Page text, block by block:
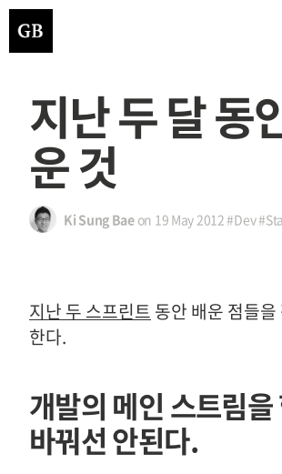
지난 두 달 동
운 것
Ki Sung Baeon 19 May 2012#Dev
지난 두 스프린트 동안 배운 점들
한다.
개발의 메인 스트림
바꿔선 안된다.